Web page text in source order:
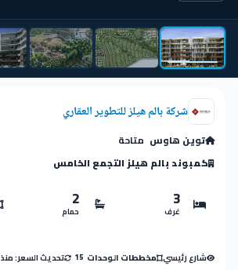
شركة بالم هيلز للتطوير العقاري
توين هاوس متاحة
كمبوند بالم هيلز التجمع الخامس
3
غرف
2
حمام
شارع رئيسي مخططات الوحدات 15
تحديث السعر: منذ 3 أشهر